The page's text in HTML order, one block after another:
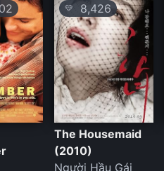
💛 8,426
The Housemaid
(2010)
Người Hầu Gái